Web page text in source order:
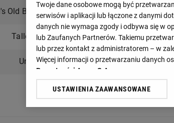
Old Boys 1 : 0
0 : 0
Talleres
Talleres 0 : 1
0 : 0
Belgrano
Union 1 : 1
0 : 1
Talleres
Zobacz więcej
Twoje dane osobowe mogą być
serwisów i aplikacji lub łączone z danymi
danych nie wymaga zgody i odbywa się w
lub Zaufanych Partnerów. Takiemu
lub przez kontakt z administratorem – w
Więcej informacji o przetwarzaniu danych
Prywatności Agora S.A.
Klikając „Akceptuję” wyrażasz też zgodę
USTAWIENIA ZAAWANSOWANE